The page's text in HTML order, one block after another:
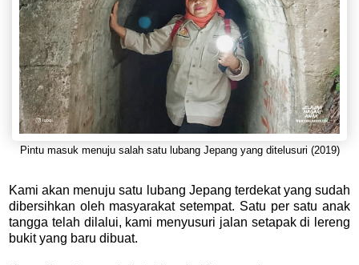
Pintu masuk menuju salah satu lubang Jepang yang ditelusuri (2019)
Kami akan menuju satu lubang Jepang terdekat yang sudah
dibersihkan oleh masyarakat setempat. Satu per satu anak
tangga telah dilalui, kami menyusuri jalan setapak di lereng
bukit yang baru dibuat.